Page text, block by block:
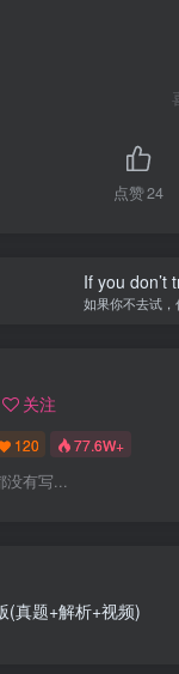
点赞24
If you don’t
如果你不去试
关注
120 77.6W+
没有写...
(真题+解析+视频)